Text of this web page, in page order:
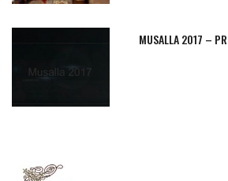
MUSALLA 2017 –